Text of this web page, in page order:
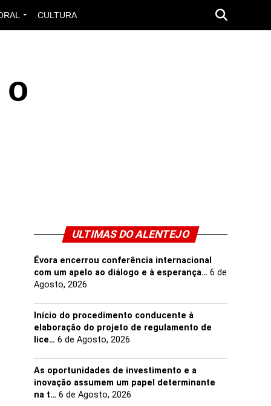
CULTURA
o
ULTIMAS DO ALENTEJO
Évora encerrou conferência internacional
com um apelo ao diálogo e à esperança… 6 de
Agosto, 2026
Início do procedimento conducente à
elaboração do projeto de regulamento de
lice… 6 de Agosto, 2026
As oportunidades de investimento e a
inovação assumem um papel determinante
na t… 6 de Agosto, 2026